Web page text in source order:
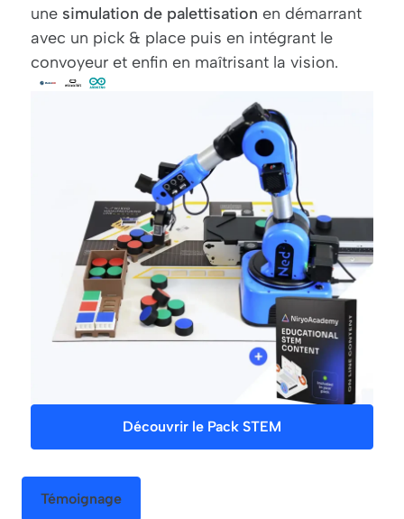
une simulation de palettisation en démarrant
avec un pick & place puis en intégrant le
convoyeur et enfin en maîtrisant la vision.
Découvrir le Pack STEM
Témoignage